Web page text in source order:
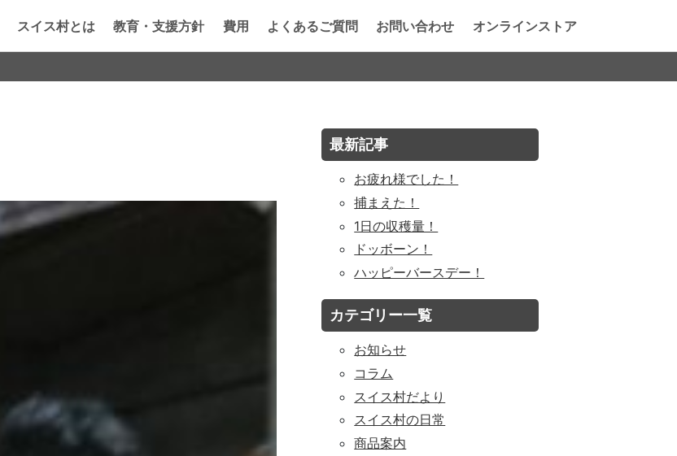
スイス村とは 教育・支援方針 費用 よくあるご質問 お問い合わせ オンラインストア
最新記事
お疲れ様でした！
捕まえた！
1日の収穫量！
ドッボーン！
ハッピーバースデー！
カテゴリー一覧
お知らせ
コラム
スイス村だより
スイス村の日常
商品案内